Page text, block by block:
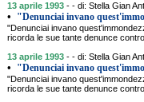
13 aprile 1993 - - di: Stella Gian
• "Denunciai invano
"Denunciai invano
ricorda le sue tante denunce
13 aprile 1993 - - di: Stella Gian
• "Denunciai invano
"Denunciai invano
ricorda le sue tante denunce